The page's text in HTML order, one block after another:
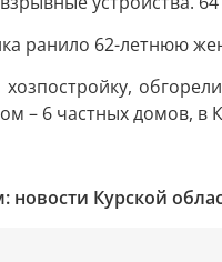
ранило 62-летнюю
хозпостройку,
– 6 частных домов, в
Курской